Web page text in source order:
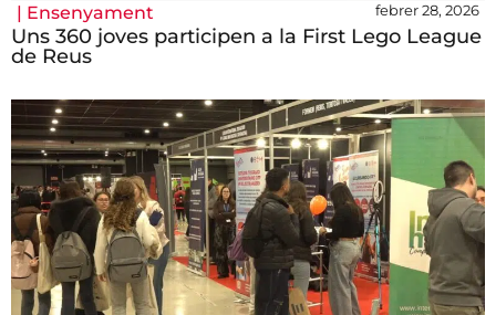
| Ensenyament febrer 28, 2026
Uns 360 joves participen a la First Lego League
de Reus